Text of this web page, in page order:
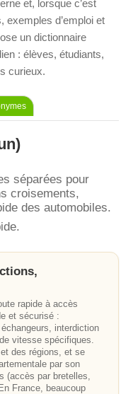
et, lorsque c’est
exemples d’emploi et
un dictionnaire
: élèves, étudiants,
curieux.
séparées pour
croisements,
des automobiles.
rapide à accès
et sécurisé :
interdiction
vitesse spécifiques.
des régions, et se
par son
(accès par bretelles,
France, beaucoup